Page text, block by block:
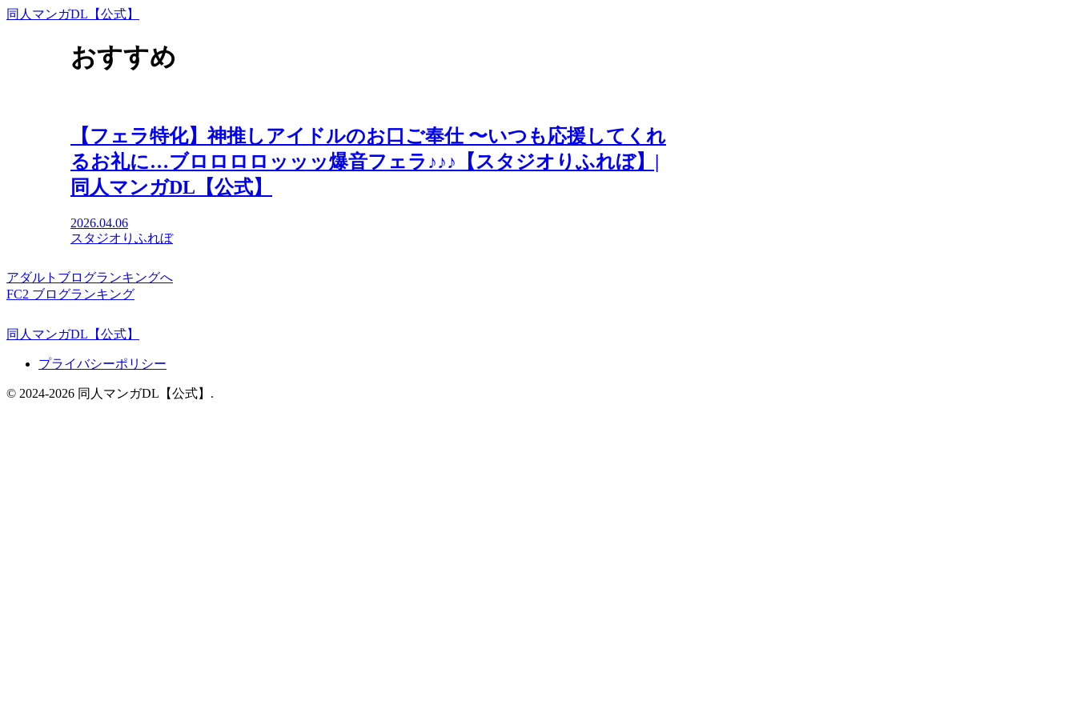
同人マンガDL【公式】
おすすめ
【フェラ特化】神推しアイドルのお口ご奉仕 〜いつも応援してくれ
るお礼に…ブロロロロッッッ爆音フェラ♪♪♪【スタジオりふれぼ】|
同人マンガDL【公式】
2026.04.06
スタジオりふれぼ
アダルトブログランキングへ
FC2 ブログランキング
同人マンガDL【公式】
プライバシーポリシー
© 2024-2026 同人マンガDL【公式】.